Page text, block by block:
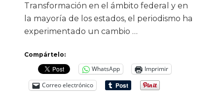
Transformación en el ámbito federal y en
la mayoría de los estados, el periodismo ha
experimentado un cambio …
Compártelo:
WhatsApp
Imprimir
Correo electrónico